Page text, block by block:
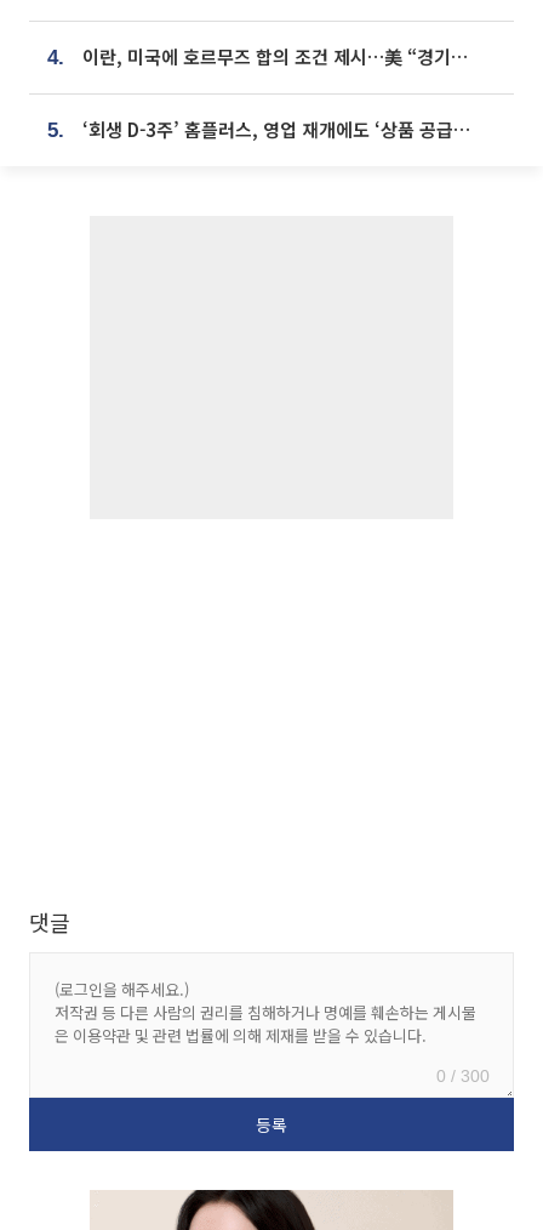
4. 이란, 미국에 호르무즈 합의 조건 제시…美 “경기 아직 안 끝나” [종합]
5. ‘회생 D-3주’ 홈플러스, 영업 재개에도 ‘상품 공급망’ 복구가 생존 관건
댓글
0 / 300